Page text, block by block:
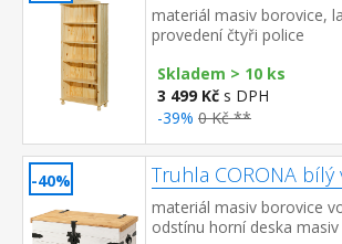
materiál masiv borovice,
provedení čtyři police
Skladem > 10 ks
3 499 Kč s DPH
-39% 0 Kč **
-40% Truhla CORONA bílý
materiál masiv borovice
odstínu horní deska